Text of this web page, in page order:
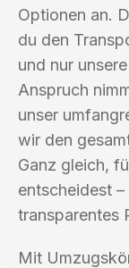
Optionen an.
du den
und nur
Anspruch
unser
wir den
Ganz gleich,
entscheidest
transparentes
Mit